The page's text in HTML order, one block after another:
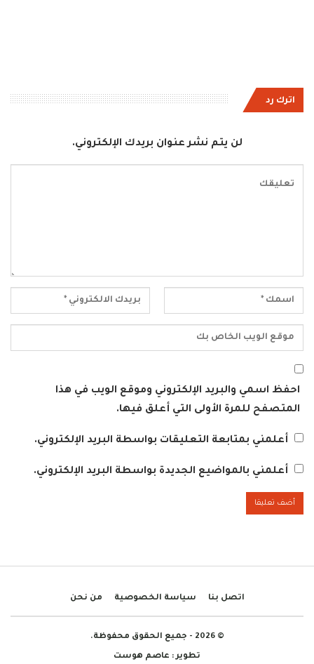
اترك رد
لن يتم نشر عنوان بريدك الإلكتروني.
احفظ اسمي والبريد الإلكتروني وموقع الويب في هذا
المتصفح للمرة الأولى التي أعلق فيها.
أعلمني بمتابعة التعليقات بواسطة البريد الإلكتروني.
أعلمني بالمواضيع الجديدة بواسطة البريد الإلكتروني.
اتصل بنا سياسة الخصوصية من نحن
© 2026 - جميع الحقوق محفوظة.
تطوير : عاصم هوست